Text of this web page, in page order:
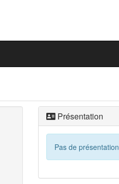
Présentation
Pas de présentation